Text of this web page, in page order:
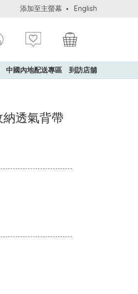
5%簽賬回贈！ 購買一般貨品(冷凍食
添加至主螢幕 English
中國內地配送專區 到訪店舖
透氣背帶